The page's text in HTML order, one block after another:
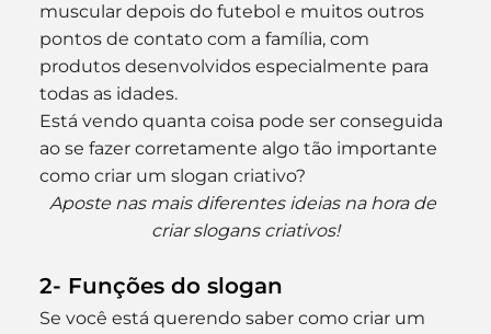
muscular depois do futebol e muitos outros
pontos de contato com a família, com
produtos desenvolvidos especialmente para
todas as idades.
Está vendo quanta coisa pode ser conseguida
ao se fazer corretamente algo tão importante
como criar um slogan criativo?
Aposte nas mais diferentes ideias na hora de
criar slogans criativos!
2- Funções do slogan
Se você está querendo saber como criar um